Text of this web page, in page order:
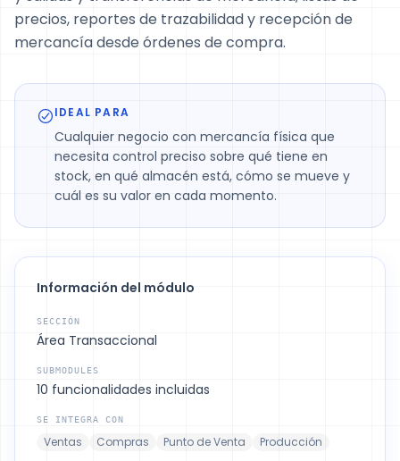
precios, reportes de trazabilidad y recepción de
mercancía desde órdenes de compra.
IDEAL PARA
Cualquier negocio con mercancía física que
necesita control preciso sobre qué tiene en
stock, en qué almacén está, cómo se mueve y
cuál es su valor en cada momento.
Información del módulo
SECCIÓN
Área Transaccional
SUBMODULES
10 funcionalidades incluidas
SE INTEGRA CON
Ventas Compras Punto de Venta Producción